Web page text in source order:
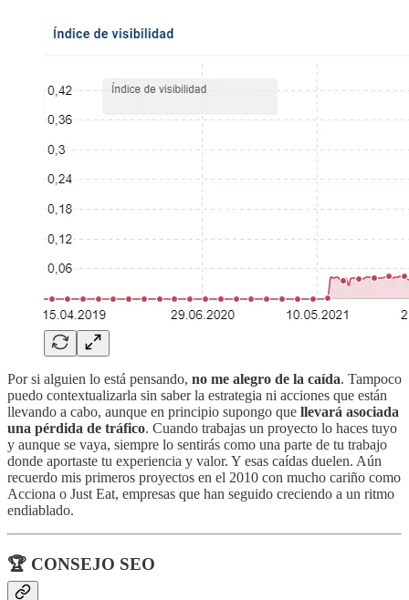
Por si alguien lo está pensando, no me alegro de la caída. Tampoco
puedo contextualizarla sin saber la estrategia ni acciones que están
llevando a cabo, aunque en principio supongo que llevará asociada
una pérdida de tráfico. Cuando trabajas un proyecto lo haces tuyo
y aunque se vaya, siempre lo sentirás como una parte de tu trabajo
donde aportaste tu experiencia y valor. Y esas caídas duelen. Aún
recuerdo mis primeros proyectos en el 2010 con mucho cariño como
Acciona o Just Eat, empresas que han seguido creciendo a un ritmo
endiablado.
🏆 CONSEJO SEO